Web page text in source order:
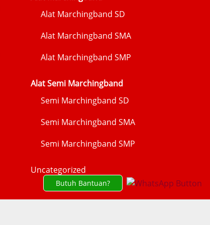
Alat Marchingband SD
Alat Marchingband SMA
Alat Marchingband SMP
Alat Semi Marchingband
Semi Marchingband SD
Semi Marchingband SMA
Semi Marchingband SMP
Uncategorized
Butuh Bantuan?